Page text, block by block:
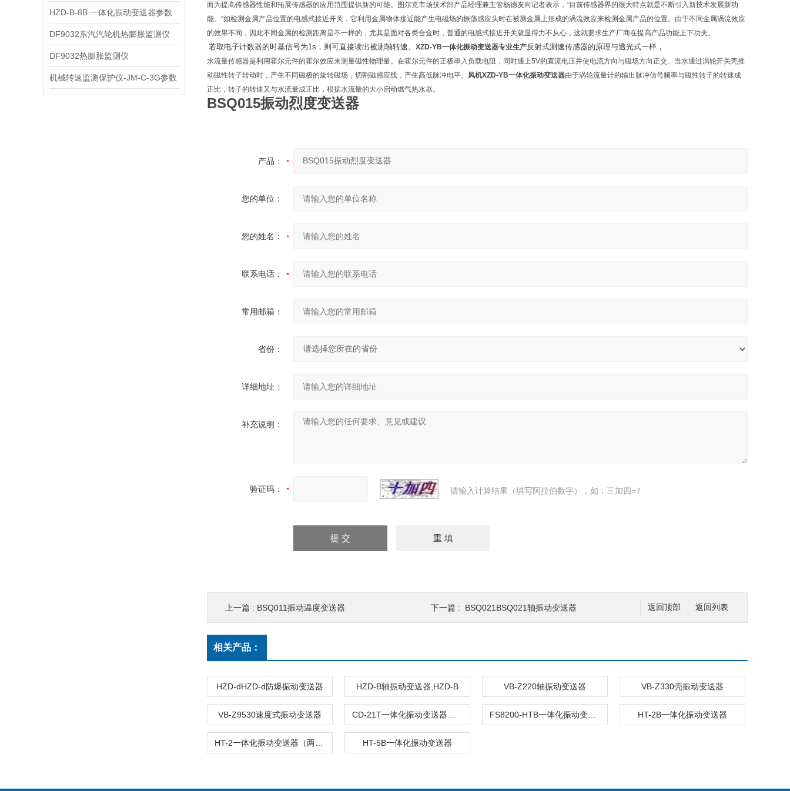
HZD-B-8B 一体化振动变送器参数
DF9032东汽汽轮机热膨胀监测仪
DF9032热膨胀监测仪
机械转速监测保护仪-JM-C-3G参数
而为提高传感器性能和拓展传感器的应用范围提供新的可能。图尔克市场技术部产品经理兼主管杨德友向记者表示，“目前传感器界的很大特点就是不断引入新技术发展新功
能。”如检测金属产品位置的电感式接近开关，它利用金属物体接近能产生电磁场的振荡感应头时在被测金属上形成的涡流效应来检测金属产品的位置。由于不同金属涡流效应
的效果不同，因此不同金属的检测距离是不一样的，尤其是面对各类合金时，普通的电感式接近开关就显得力不从心，这就要求生产厂商在提高产品功能上下功夫。
若取电子计数器的时基信号为1s，则可直接读出被测轴转速。 XZD-YB一体化振动变送器专业生产反射式测速传感器的原理与透光式一样，
水流量传感器是利用霍尔元件的霍尔效应来测量磁性物理量。在霍尔元件的正极串入负载电阻，同时通上5V的直流电压并使电流方向与磁场方向正交。当水通过涡轮开关壳推
动磁性转子转动时，产生不同磁极的旋转磁场，切割磁感应线，产生高低脉冲电平。 风机XZD-YB一体化振动变送器由于涡轮流量计的输出脉冲信号频率与磁性转子的转速成
正比，转子的转速又与水流量成正比，根据水流量的大小启动燃气热水器。
BSQ015振动烈度变送器
产品：
您的单位：
您的姓名：
联系电话：
常用邮箱：
省份：
详细地址：
补充说明：
验证码： 请输入计算结果（填写阿拉伯数字），如：三加四=7
返回列表
返回顶部
上一篇 : BSQ011振动温度变送器 下一篇 : BSQ021BSQ021轴振动变送器
相关产品：
HZD-dHZD-d防爆振动变送器 HZD-B轴振动变送器,HZD-B VB-Z220轴振动变送器 VB-Z330壳振动变送器
VB-Z9530速度式振动变送器 HT-2B一体化振动变送器
HT-5B一体化振动变送器